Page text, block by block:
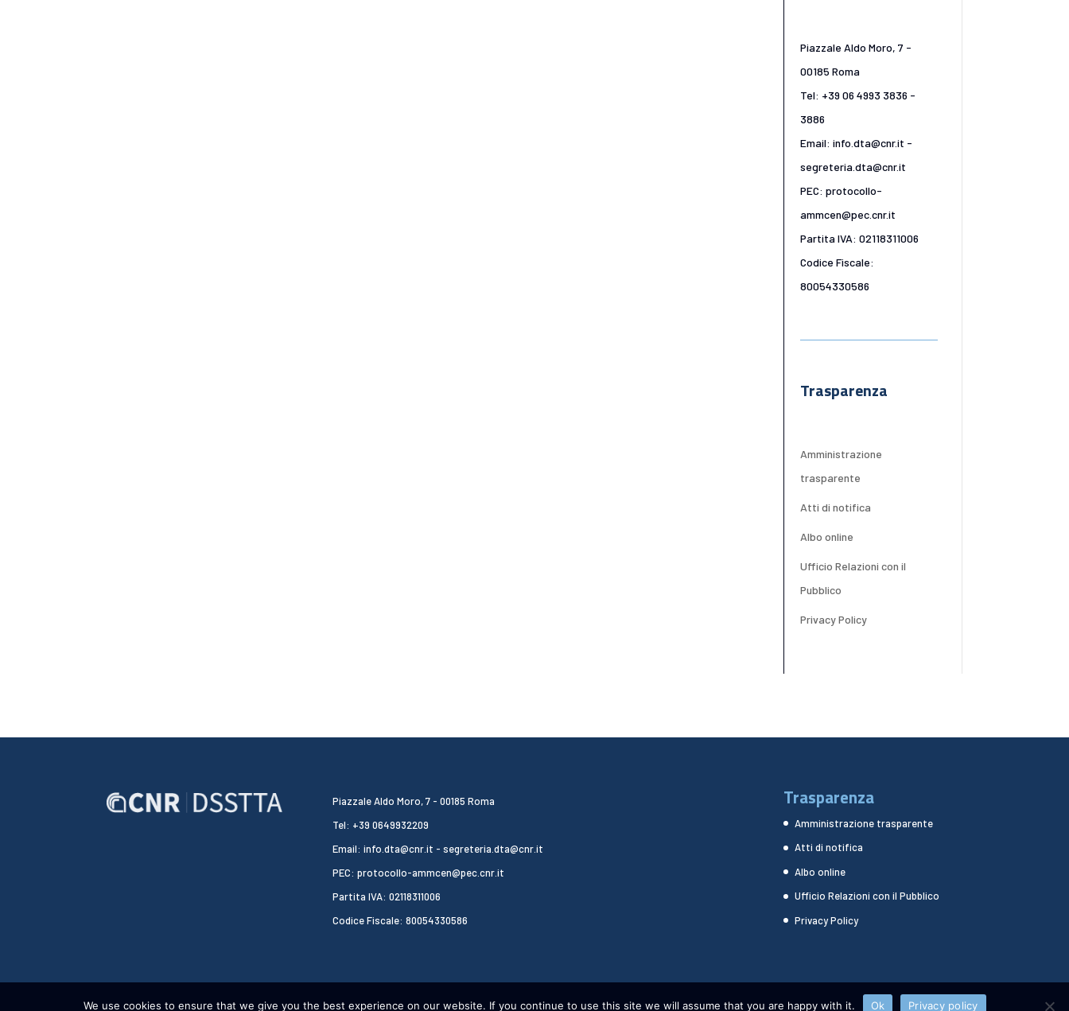
Piazzale Aldo Moro, 7 -
00185 Roma
Tel: +39 06 4993 3836 -
3886
Email: info.dta@cnr.it -
segreteria.dta@cnr.it
PEC: protocollo-
ammcen@pec.cnr.it
Partita IVA: 02118311006
Codice Fiscale:
80054330586
Trasparenza
Amministrazione
trasparente
Atti di notifica
Albo online
Ufficio Relazioni con il
Pubblico
Privacy Policy
Piazzale Aldo Moro, 7 - 00185 Roma
Tel: +39 0649932209
Email: info.dta@cnr.it - segreteria.dta@cnr.it
PEC: protocollo-ammcen@pec.cnr.it
Partita IVA: 02118311006
Codice Fiscale: 80054330586
Trasparenza
Amministrazione trasparente
Atti di notifica
Albo online
Ufficio Relazioni con il Pubblico
Privacy Policy
CNR DSSTTA 2024 - WEBDESIGN:HEAP DESIGN
We use cookies to ensure that we give you the best experience on our website. If you continue to use this site we will assume that you are happy with it. Ok Privacy policy